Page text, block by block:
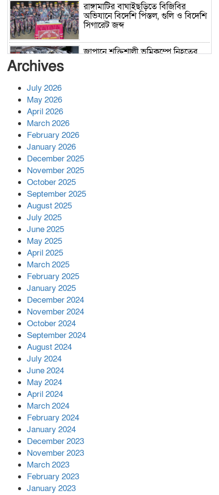
রাঙ্গামাটির বাঘাইছড়িতে বিজিবির
অভিযানে বিদেশি পিস্তল, গুলি ও বিদেশি
সিগারেট জব্দ
জাপানে শক্তিশালী ভূমিকম্পে নিহতের
পর ফোন তারেক রহমানের,গ্যাস সঙ্কট
সহায়তা দিলেন সাচিং প্রু জেরী
Archives
July 2026
May 2026
April 2026
March 2026
February 2026
January 2026
December 2025
November 2025
October 2025
September 2025
August 2025
July 2025
June 2025
May 2025
April 2025
March 2025
February 2025
January 2025
December 2024
November 2024
October 2024
September 2024
August 2024
July 2024
June 2024
May 2024
April 2024
March 2024
February 2024
January 2024
December 2023
November 2023
March 2023
February 2023
January 2023